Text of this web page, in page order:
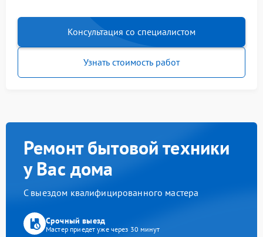
Консультация со специалистом
Узнать стоимость работ
Ремонт бытовой техники
у Вас дома
С выездом квалифицированного мастера
Срочный выезд
Мастер приедет уже через 30 минут